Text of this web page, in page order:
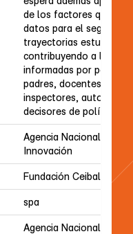
de los factores que
datos para el
trayectorias
contribuyendo a la
informadas por parte
padres, docentes,
inspectores,
decisores de políticas
Agencia Nacional de
Innovación
Fundación Ceibal
spa
Agencia Nacional de